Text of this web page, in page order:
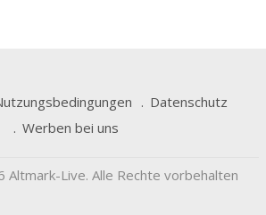
Datenschutz
Werben bei uns
Live. Alle Rechte vorbehalten